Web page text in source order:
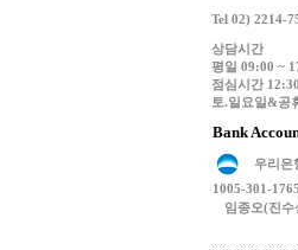
Tel 02) 2214-
상담시간
평일 09:00 ~
점심시간
토.일요일&공
Bank
우리은
1005-301-
임종오(진수